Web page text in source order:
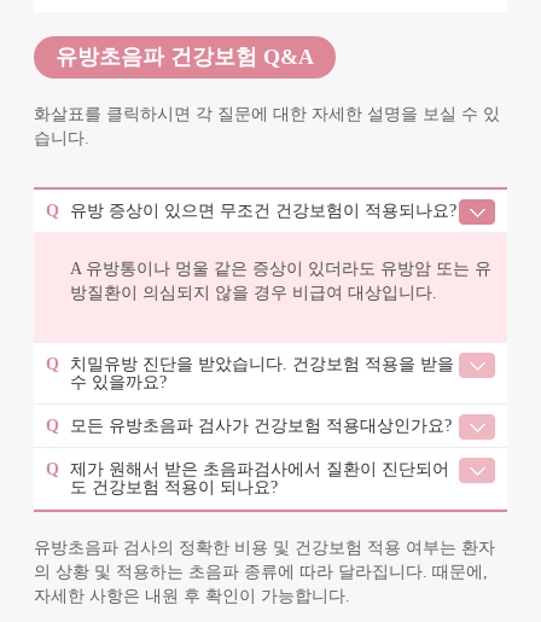
유방초음파 건강보험 Q&A
화살표를 클릭하시면 각 질문에 대한 자세한 설명을 보실 수 있
습니다.
Q 유방 증상이 있으면 무조건 건강보험이 적용되나요?
A유방통이나 멍울 같은 증상이 있더라도 유방암 또는 유
방질환이 의심되지 않을 경우 비급여 대상입니다.
Q
치밀유방 진단을 받았습니다. 건강보험 적용을 받을
수 있을까요?
Q 모든 유방초음파 검사가 건강보험 적용대상인가요?
Q
제가 원해서 받은 초음파검사에서 질환이 진단되어
도 건강보험 적용이 되나요?
유방초음파 검사의 정확한 비용 및 건강보험 적용 여부는 환자
의 상황 및 적용하는 초음파 종류에 따라 달라집니다. 때문에,
자세한 사항은 내원 후 확인이 가능합니다.